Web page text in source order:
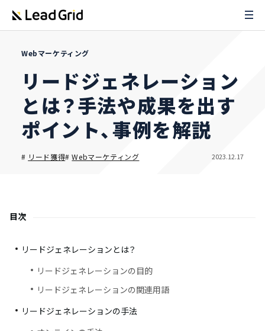
Webマーケティング
リードジェネレーション
とは？手法や成果を出す
ポイント、事例を解説
# リード獲得#Webマーケティング 2023.12.17
目次
リードジェネレーションとは？
リードジェネレーションの目的
リードジェネレーションの関連用語
リードジェネレーションの手法